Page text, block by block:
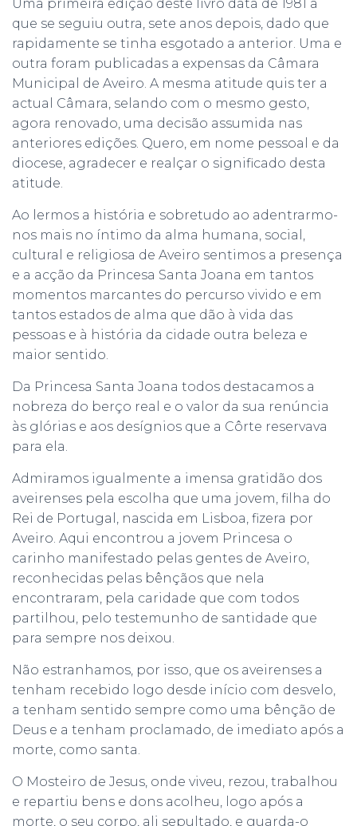
Uma primeira edição deste livro data de 1981 a
que se seguiu outra, sete anos depois, dado que
rapidamente se tinha esgotado a anterior. Uma e
outra foram publicadas a expensas da Câmara
Municipal de Aveiro. A mesma atitude quis ter a
actual Câmara, selando com o mesmo gesto,
agora renovado, uma decisão assumida nas
anteriores edições. Quero, em nome pessoal e da
diocese, agradecer e realçar o significado desta
atitude.
Ao lermos a história e sobretudo ao adentrarmo-
nos mais no íntimo da alma humana, social,
cultural e religiosa de Aveiro sentimos a presença
e a acção da Princesa Santa Joana em tantos
momentos marcantes do percurso vivido e em
tantos estados de alma que dão à vida das
pessoas e à história da cidade outra beleza e
maior sentido.
Da Princesa Santa Joana todos destacamos a
nobreza do berço real e o valor da sua renúncia
às glórias e aos desígnios que a Côrte reservava
para ela.
Admiramos igualmente a imensa gratidão dos
aveirenses pela escolha que uma jovem, filha do
Rei de Portugal, nascida em Lisboa, fizera por
Aveiro. Aqui encontrou a jovem Princesa o
carinho manifestado pelas gentes de Aveiro,
reconhecidas pelas bênçãos que nela
encontraram, pela caridade que com todos
partilhou, pelo testemunho de santidade que
para sempre nos deixou.
Não estranhamos, por isso, que os aveirenses a
tenham recebido logo desde início com desvelo,
a tenham sentido sempre como uma bênção de
Deus e a tenham proclamado, de imediato após a
morte, como santa.
O Mosteiro de Jesus, onde viveu, rezou, trabalhou
e repartiu bens e dons acolheu, logo após a
morte, o seu corpo, ali sepultado, e guarda-o